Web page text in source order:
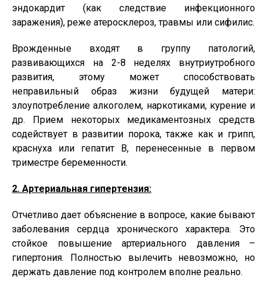
эндокардит (как следствие инфекционного
заражения), реже атеросклероз, травмы или сифилис.
Врожденные входят в группу патологий,
развивающихся на 2-8 неделях внутриутробного
развития, этому может способствовать
неправильный образ жизни будущей матери:
злоупотребление алкоголем, наркотиками, курение и
др. Прием некоторых медикаментозных средств
содействует в развитии порока, также как и грипп,
краснуха или гепатит В, перенесенные в первом
триместре беременности.
2. Артериальная гипертензия:
Отчетливо дает объяснение в вопросе, какие бывают
заболевания сердца хронического характера. Это
стойкое повышение артериального давления –
гипертония. Полностью вылечить невозможно, но
держать давление под контролем вполне реально.